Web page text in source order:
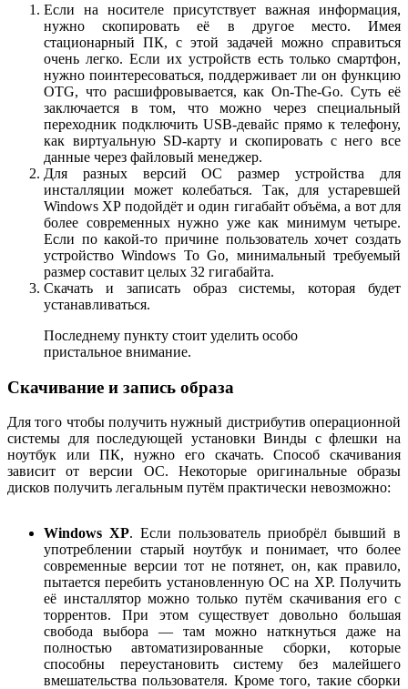
Если на носителе присутствует важная информация,
нужно скопировать её в другое место. Имея
стационарный ПК, с этой задачей можно справиться
очень легко. Если их устройств есть только смартфон,
нужно поинтересоваться, поддерживает ли он функцию
OTG, что расшифровывается, как On-The-Go. Суть её
заключается в том, что можно через специальный
переходник подключить USB-девайс прямо к телефону,
как виртуальную SD-карту и скопировать с него все
данные через файловый менеджер.
Для разных версий ОС размер устройства для
инсталляции может колебаться. Так, для устаревшей
Windows XP подойдёт и один гигабайт объёма, а вот для
более современных нужно уже как минимум четыре.
Если по какой-то причине пользователь хочет создать
устройство Windows To Go, минимальный требуемый
размер составит целых 32 гигабайта.
Скачать и записать образ системы, которая будет
устанавливаться.
Последнему пункту стоит уделить особо
пристальное внимание.
Скачивание и запись образа
Для того чтобы получить нужный дистрибутив операционной
системы для последующей установки Винды с флешки на
ноутбук или ПК, нужно его скачать. Способ скачивания
зависит от версии ОС. Некоторые оригинальные образы
дисков получить легальным путём практически невозможно:
Windows XP. Если пользователь приобрёл бывший в
употреблении старый ноутбук и понимает, что более
современные версии тот не потянет, он, как правило,
пытается перебить установленную ОС на XP. Получить
её инсталлятор можно только путём скачивания его с
торрентов. При этом существует довольно большая
свобода выбора — там можно наткнуться даже на
полностью автоматизированные сборки, которые
способны переустановить систему без малейшего
вмешательства пользователя. Кроме того, такие сборки